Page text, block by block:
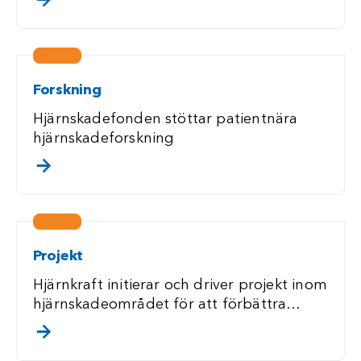
Forskning
Hjärnskadefonden stöttar patientnära
hjärnskadeforskning
Projekt
Hjärnkraft initierar och driver projekt inom
hjärnskadeområdet för att förbättra
situationen för personer med förvärvad
hjärnskada och deras anhöriga. Vi finns